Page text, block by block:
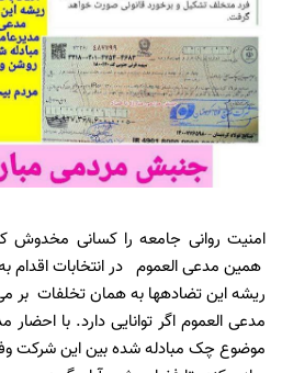
امنیت روانی جامعه را کسانی مخدوش
همین مدعی العموم در انتخابات اقدام
ریشه این تضادهها به همان تخلفات بر
مدعی العموم اگر توانایی دارد. با
موضوع چک مبادله شده بین این شرکت